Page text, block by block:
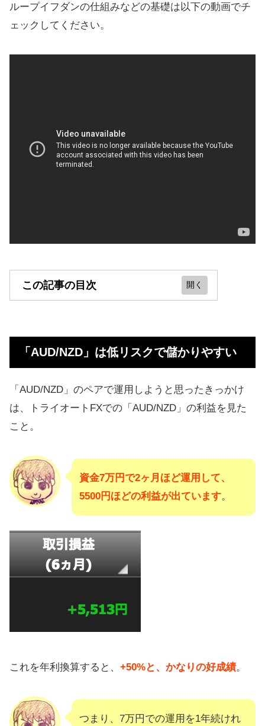
ループイフダンの仕組みなどの基礎は以下の動画でチ
ェックしてください。
この記事の目次
すい
「豪ドル/NZドル」はレンジ相場：自
低リスクで安全に運用できる
上がり下がりをくり返すたびに利益
が増えていく
トルコリラなどもループイフダンに
スワップ受け取りの多い通貨で運用
するメリット
「AUD/JPY」で
「AUD/NZD」は低リスクで儲かりやすい
「AUD/NZD」のペアで運用しようと思ったきっかけ
は、トライオートFXでの「AUD/NZD」の利益を見た
こと。
資金7万円で2ヶ月ほど運用して、
5500円ほどの利益が出ています。
これを年利換算すると、 +50%と、かなりの好成績。
つまり、7万円での運用を1年続けれ